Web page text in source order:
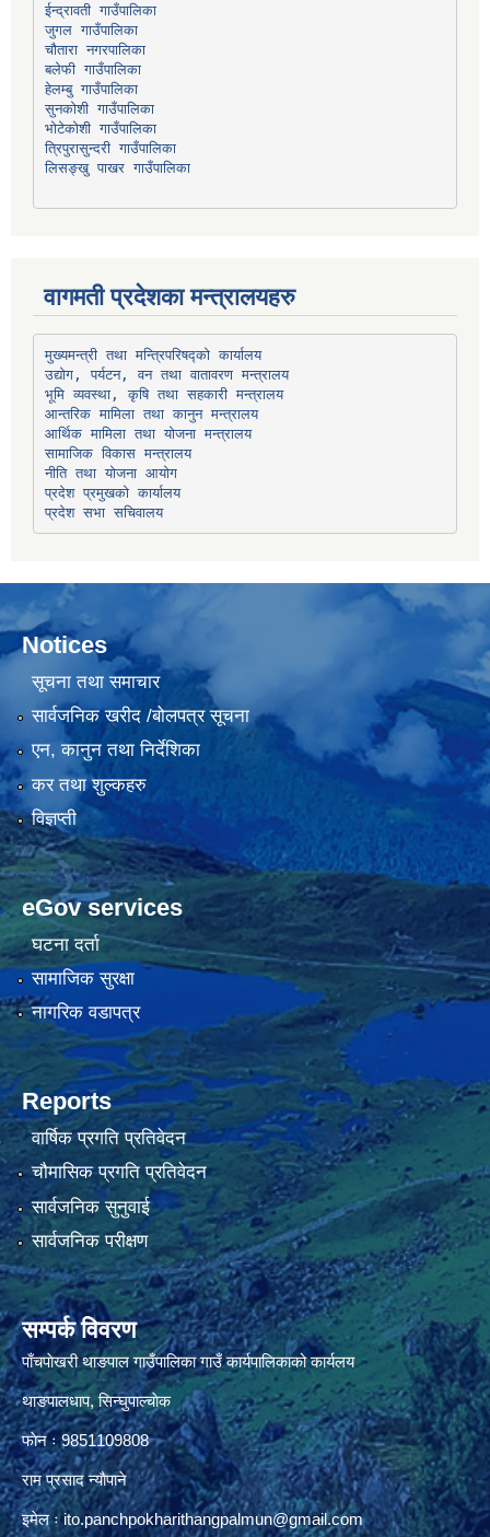
ईन्द्रावती गाउँपालिका
जुगल गाउँपालिका
चौतारा नगरपालिका
बलेफी गाउँपालिका
हेलम्बु गाउँपालिका
सुनकोशी गाउँपालिका
भोटेकोशी गाउँपालिका
त्रिपुरासुन्दरी गाउँपालिका
लिसङ्खु पाखर गाउँपालिका
वागमती प्रदेशका मन्त्रालयहरु
मुख्यमन्त्री तथा मन्त्रिपरिषद्को कार्यालय
उद्योग, पर्यटन, वन तथा वातावरण मन्त्रालय
भूमि व्यवस्था, कृषि तथा सहकारी मन्त्रालय
आन्तरिक मामिला तथा कानुन मन्त्रालय
आर्थिक मामिला तथा योजना मन्त्रालय
सामाजिक विकास मन्त्रालय
नीति तथा योजना आयोग
प्रदेश प्रमुखको कार्यालय
प्रदेश सभा सचिवालय
Notices
सूचना तथा समाचार
सार्वजनिक खरीद /बोलपत्र सूचना
एन, कानुन तथा निर्देशिका
कर तथा शुल्कहरु
विज्ञप्ती
eGov services
घटना दर्ता
सामाजिक सुरक्षा
नागरिक वडापत्र
Reports
वार्षिक प्रगति प्रतिवेदन
चौमासिक प्रगति प्रतिवेदन
सार्वजनिक सुनुवाई
सार्वजनिक परीक्षण
सम्पर्क विवरण
पाँचपाेखरी थाङपाल गाउँपालिका गाउँ कार्यपालिकाको कार्यलय
थाङपालधाप, सिन्घुपाल्चाेक
फाेन ः 9851109808
राम प्रसाद न्याैपाने
इमेल ःito.panchpokharithangpalmun@gmail.com